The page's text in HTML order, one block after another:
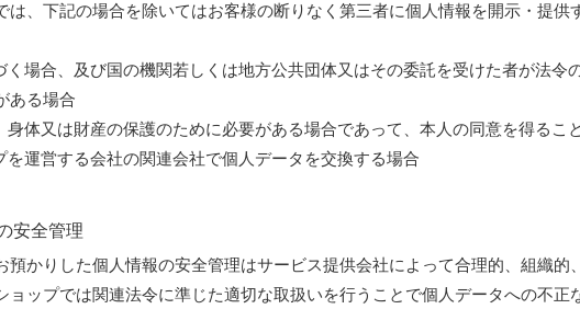
は、下記の場合を除いてはお客様の断りなく第三者に個人情報を開示・提供
く場合、及び国の機関若しくは地方公共団体又はその委託を受けた者が法令
ある場合
身体又は財産の保護のために必要がある場合であって、本人の同意を得るこ
を運営する会社の関連会社で個人データを交換する場合
安全管理
預かりした個人情報の安全管理はサービス提供会社によって合理的、組織的
ョップでは関連法令に準じた適切な取扱いを行うことで個人データへの不正